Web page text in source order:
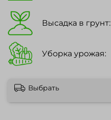
Высадка в грунт:
Уборка урожая:
Выбрать